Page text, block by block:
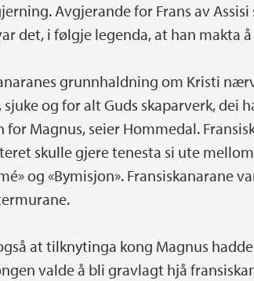
Avgjerande for Frans av
det, i følgje legenda, at han makta å
grunnhaldning om Kristi
og for alt Guds skaparverk, dei
for Magnus, seier Hommedal.
skulle gjere tenesta si ute
og «Bymisjon». Fransiskanarane
at tilknytinga kong Magnus
valde å bli gravlagt hjå